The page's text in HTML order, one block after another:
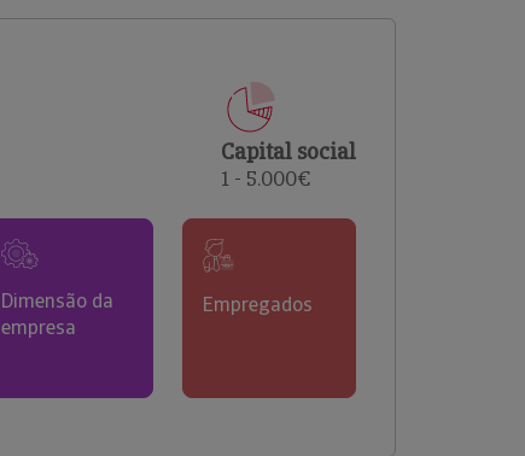
comerciais e analisar o risco de incumprimento dos
Capital social
1 - 5.000€
Dimensão da
empresa
Empregados